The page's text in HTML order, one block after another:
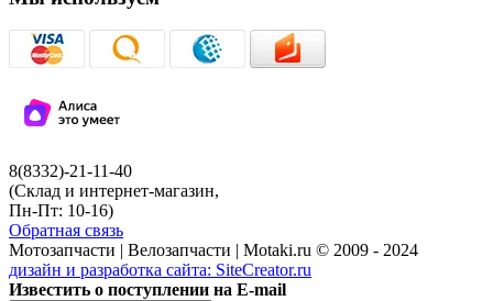
8(8332)-21-11-40
(Склад и интернет-магазин,
Пн-Пт: 10-16)
Обратная связь
Мотозапчасти | Велозапчасти | Motaki.ru © 2009 - 2024
дизайн и разработка сайта: SiteCreator.ru
Известить о поступлении на E-mail